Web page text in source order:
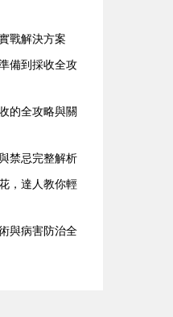
戰解決方案
備到採收全攻
的全攻略與關
禁忌完整解析
，達人教你輕
與病害防治全